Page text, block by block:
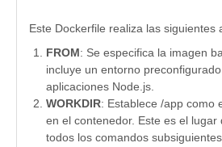
Este Dockerfile realiza las siguientes
FROM: Se especifica la imagen
incluye un entorno
aplicaciones Node.js.
WORKDIR: Establece /app como
en el contenedor. Este es el lugar
todos los comandos subsiguientes.